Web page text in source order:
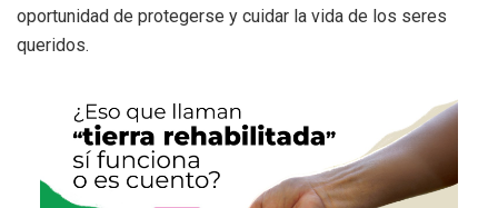
oportunidad de protegerse y cuidar la vida de los seres
queridos.